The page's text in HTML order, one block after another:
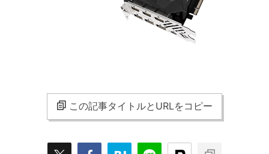
この記事タイトルとURLをコピー